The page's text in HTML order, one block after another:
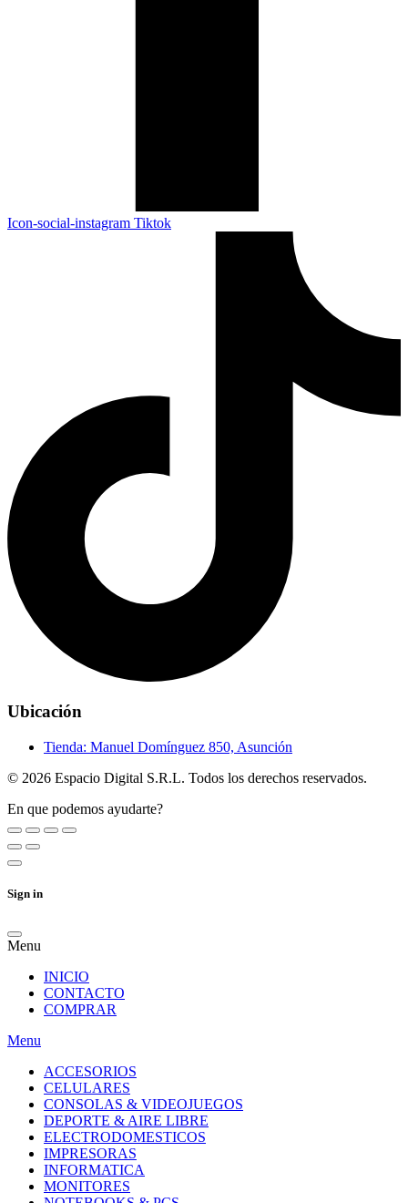
Icon-social-instagram Tiktok
Ubicación
Tienda: Manuel Domínguez 850, Asunción
© 2026 Espacio Digital S.R.L. Todos los derechos reservados.
En que podemos ayudarte?
Sign in
Menu
INICIO
CONTACTO
COMPRAR
Menu
ACCESORIOS
CELULARES
CONSOLAS & VIDEOJUEGOS
DEPORTE & AIRE LIBRE
ELECTRODOMESTICOS
IMPRESORAS
INFORMATICA
MONITORES